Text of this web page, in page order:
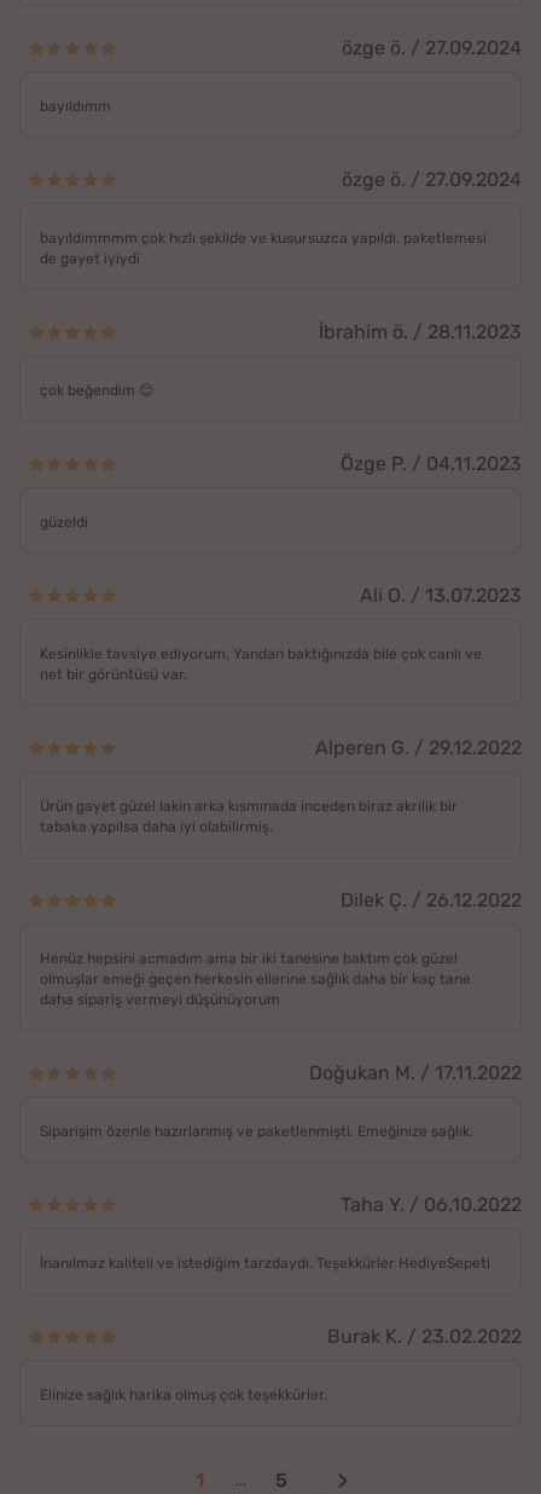
özge ö. / 27.09.2024
bayıldımm
özge ö. / 27.09.2024
bayıldımmmm çok hızlı şekilde ve kusursuzca yapıldı. paketlemesi
de gayet iyiydi
İbrahim ö. / 28.11.2023
çok beğendim 😊
Özge P. / 04.11.2023
güzeldi
Ali O. / 13.07.2023
Kesinlikle tavsiye ediyorum. Yandan baktığınızda bile çok canlı ve
net bir görüntüsü var.
Alperen G. / 29.12.2022
Ürün gayet güzel lakin arka kısmınada inceden biraz akrilik bir
tabaka yapılsa daha iyi olabilirmiş.
Dilek Ç. / 26.12.2022
Henüz hepsini acmadım ama bir iki tanesine baktım çok güzel
olmuşlar emeği geçen herkesin ellerine sağlık daha bir kaç tane
daha sipariş vermeyi düşünüyorum
Doğukan M. / 17.11.2022
Siparişim özenle hazırlanmış ve paketlenmişti. Emeğinize sağlık.
Taha Y. / 06.10.2022
İnanılmaz kaliteli ve istediğim tarzdaydı. Teşekkürler HediyeSepeti
Burak K. / 23.02.2022
Elinize sağlık harika olmuş çok teşekkürler.
1 5